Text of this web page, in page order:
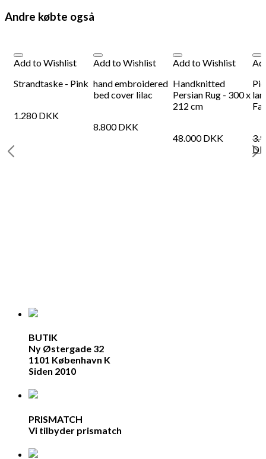
Andre købte også
Add to Wishlist
Strandtaske - Pink
1.280DKK
Add to Wishlist
hand embroidered
bed cover lilac
8.800DKK
Add to Wishlist
Handknitted
Persian Rug - 300 x
212 cm
48.000DKK
BUTIK
Ny Østergade 32
1101 København K
Siden 2010
PRISMATCH
Vi tilbyder prismatch